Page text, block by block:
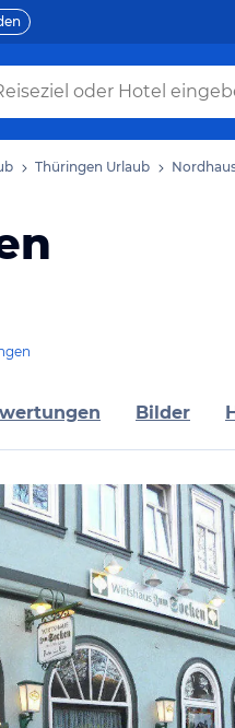
Thüringen Urlaub
Bilder